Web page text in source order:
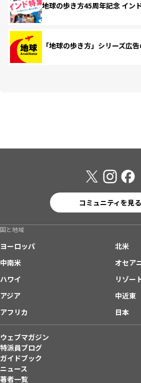
地球の歩き方45周年記念 イン
「地球の歩き方」シリーズ広
コミュニティを見る
国と地域
ヨーロッパ
北米
中南米
オセア
ハワイ
リゾー
アジア
中近東
アフリカ
日本
ウェブマガジン
特派員ブログ
ガイドブック
ニュース
著者一覧